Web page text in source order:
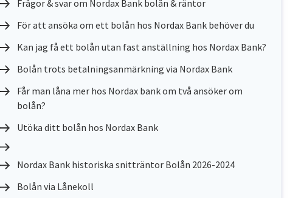
Frågor & svar om Nordax Bank bolån & räntor
För att ansöka om ett bolån hos Nordax Bank behöver du
Kan jag få ett bolån utan fast anställning hos Nordax Bank?
Bolån trots betalningsanmärkning via Nordax Bank
Får man låna mer hos Nordax bank om två ansöker om
bolån?
Utöka ditt bolån hos Nordax Bank
Nordax Bank historiska snitträntor Bolån 2026-2024
Bolån via Lånekoll